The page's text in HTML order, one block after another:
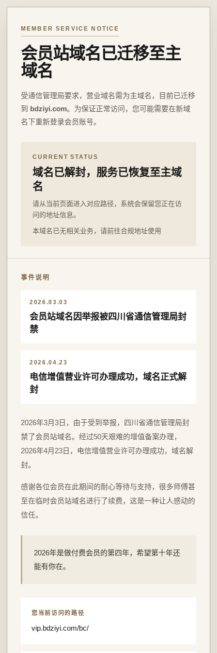
MEMBER SERVICE NOTICE
会员站域名已迁移至主
域名
受通信管理局要求，营业域名需为主域名，目前已迁移
到 bdziyi.com。为保证正常访问，您可能需要在新域
名下重新登录会员账号。
CURRENT STATUS
域名已解封，服务已恢复至主域
名
请从当前页面进入对应路径，系统会保留您正在访
问的地址信息。
本域名已无相关业务，请前往合规地址使用
事件说明
2026.03.03
会员站域名因举报被四川省通信管理局封
禁
2026.04.23
电信增值营业许可办理成功，域名正式解
封
2026年3月3日，由于受到举报，四川省通信管理局封
禁了会员站域名。经过50天艰难的增值备案办理，
2026年4月23日，电信增值营业许可办理成功，域名解
封。
感谢各位会员在此期间的耐心等待与支持，很多师傅甚
至在临时会员站域名进行了续费，这是一种让人感动的
信任。
2026年是做付费会员的第四年，希望第十年还
能有你在。
您当前访问的路径
vip.bdziyi.com/bc/